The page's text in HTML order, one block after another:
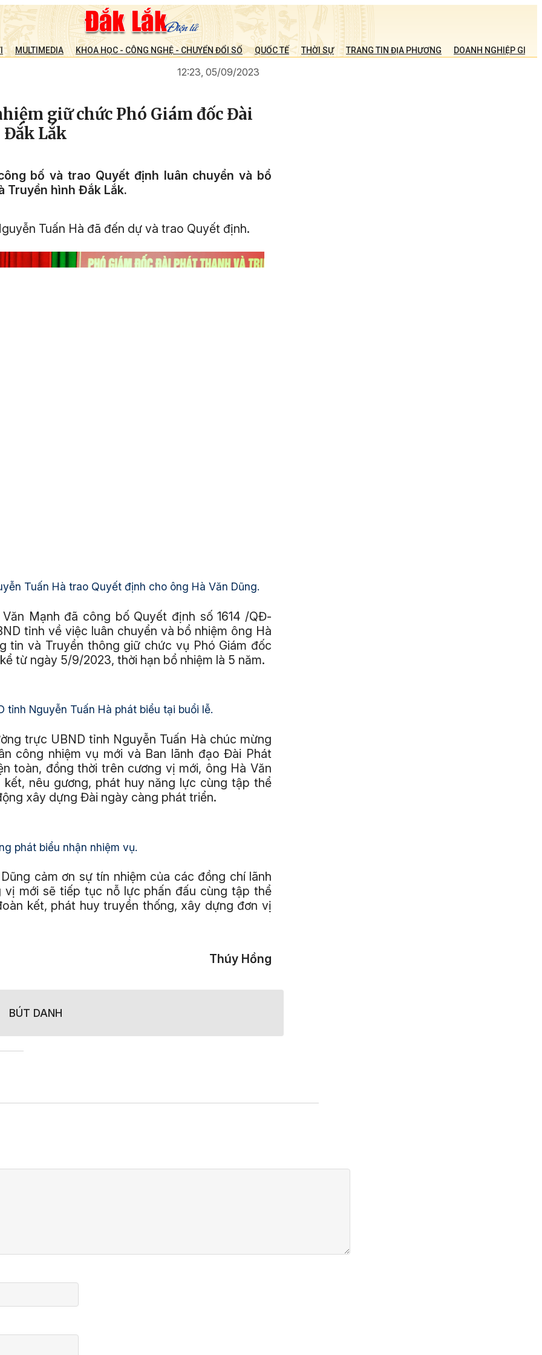
MULTIMEDIA KHOA HỌC - CÔNG NGHỆ - CHUYỂN ĐỔI SỐ QUỐC TẾ THỜI SỰ TRANG TIN ĐỊA PHƯƠNG DOANH NGHIỆP GIỚI
12:23, 05/09/2023
giữ chức Phó Giám đốc Đài
Lắk
bố và trao Quyết định luân chuyển và bổ
Truyền hình Đắk Lắk.
Tuấn Hà đã đến dự và trao Quyết định.
Tuấn Hà trao Quyết định cho ông Hà Văn Dũng.
Mạnh đã công bố Quyết định số 1614 /QĐ-
tỉnh về việc luân chuyển và bổ nhiệm ông Hà
tin và Truyền thông giữ chức vụ Phó Giám đốc
từ ngày 5/9/2023, thời hạn bổ nhiệm là 5 năm.
tỉnh Nguyễn Tuấn Hà phát biểu tại buổi lễ.
trực UBND tỉnh Nguyễn Tuấn Hà chúc mừng
công nhiệm vụ mới và Ban lãnh đạo Đài Phát
toàn, đồng thời trên cương vị mới, ông Hà Văn
nêu gương, phát huy năng lực cùng tập thể
xây dựng Đài ngày càng phát triển.
phát biểu nhận nhiệm vụ.
cảm ơn sự tín nhiệm của các đồng chí lãnh
mới sẽ tiếp tục nỗ lực phấn đấu cùng tập thể
kết, phát huy truyền thống, xây dựng đơn vị
Thúy Hồng
BÚT DANH